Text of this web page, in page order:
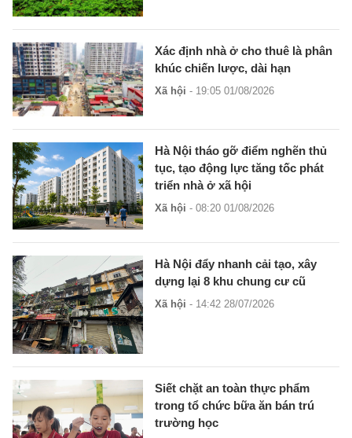
Xác định nhà ở cho thuê là phân
khúc chiến lược, dài hạn
Xã hội - 19:05 01/08/2026
Hà Nội tháo gỡ điểm nghẽn thủ
tục, tạo động lực tăng tốc phát
triển nhà ở xã hội
Xã hội - 08:20 01/08/2026
Hà Nội đẩy nhanh cải tạo, xây
dựng lại 8 khu chung cư cũ
Xã hội - 14:42 28/07/2026
Siết chặt an toàn thực phẩm
trong tổ chức bữa ăn bán trú
trường học